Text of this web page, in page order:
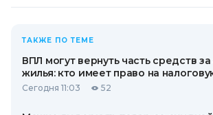
ТАКЖЕ ПО ТЕМЕ
ВПЛ могут вернуть часть средств
жилья: кто имеет право на
Сегодня 11:03 52